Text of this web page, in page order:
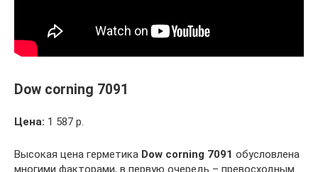
Dow corning 7091
Цена: 1 587 р.
Высокая цена герметика Dow corning 7091 обусловлена
многими факторами, в первую очередь – превосходным